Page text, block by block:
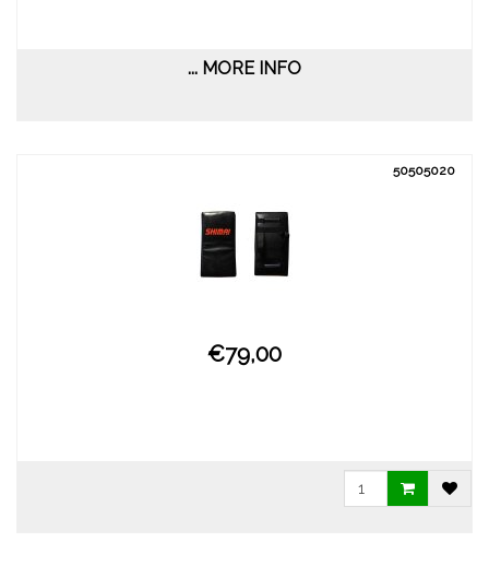
... MORE INFO
50505020
€79,00